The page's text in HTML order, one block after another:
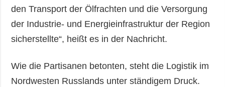
den Transport der Ölfrachten und die Versorgung
der Industrie- und Energieinfrastruktur der Region
sicherstellte“, heißt es in der Nachricht.
Wie die Partisanen betonten, steht die Logistik im
Nordwesten Russlands unter ständigem Druck.